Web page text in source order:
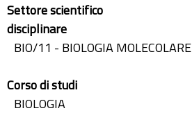
Settore scientifico
disciplinare
BIO/11 - BIOLOGIA MOLECOLARE
Corso di studi
BIOLOGIA